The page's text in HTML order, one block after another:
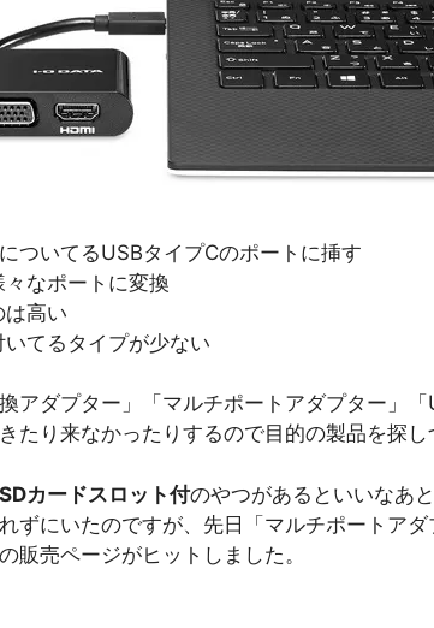
ついてるUSBタイプCのポートに挿す
なポートに変換
は高い
てるタイプが少ない
アダプター」「マルチポートアダプター」
たり来なかったりするので目的の製品を探し
SDカードスロット付のやつがあるといいなあ
ずにいたのですが、先日「マルチポートア
販売ページがヒットしました。